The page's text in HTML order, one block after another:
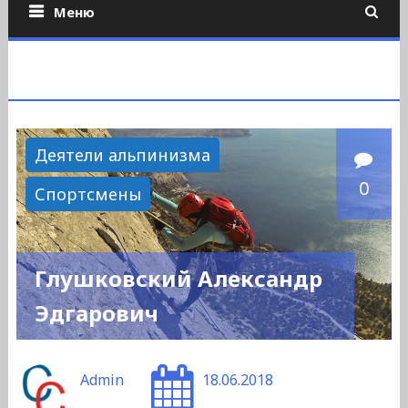
Меню
Деятели альпинизма
Спортсмены
0
Глушковский Александр
Эдгарович
Admin 18.06.2018